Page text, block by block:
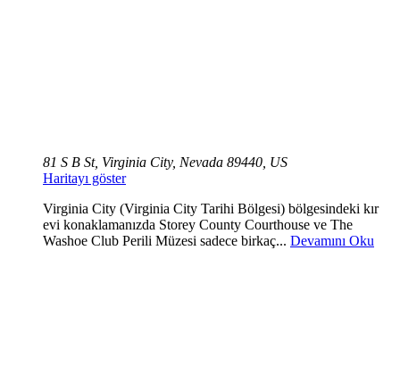
81 S B St, Virginia City, Nevada 89440, US
Haritayı göster
Virginia City (Virginia City Tarihi Bölgesi) bölgesindeki kır
evi konaklamanızda Storey County Courthouse ve The
Washoe Club Perili Müzesi sadece birkaç... Devamını Oku